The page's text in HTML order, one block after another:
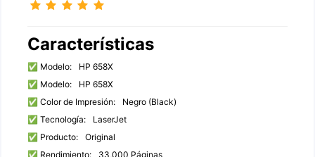
Características
✅ Modelo:
HP 658X
✅ Modelo:
HP 658X
✅ Color de Impresión:
Negro (Black)
✅ Tecnología:
LaserJet
✅ Producto:
Original
✅ Rendimiento:
33,000 Páginas